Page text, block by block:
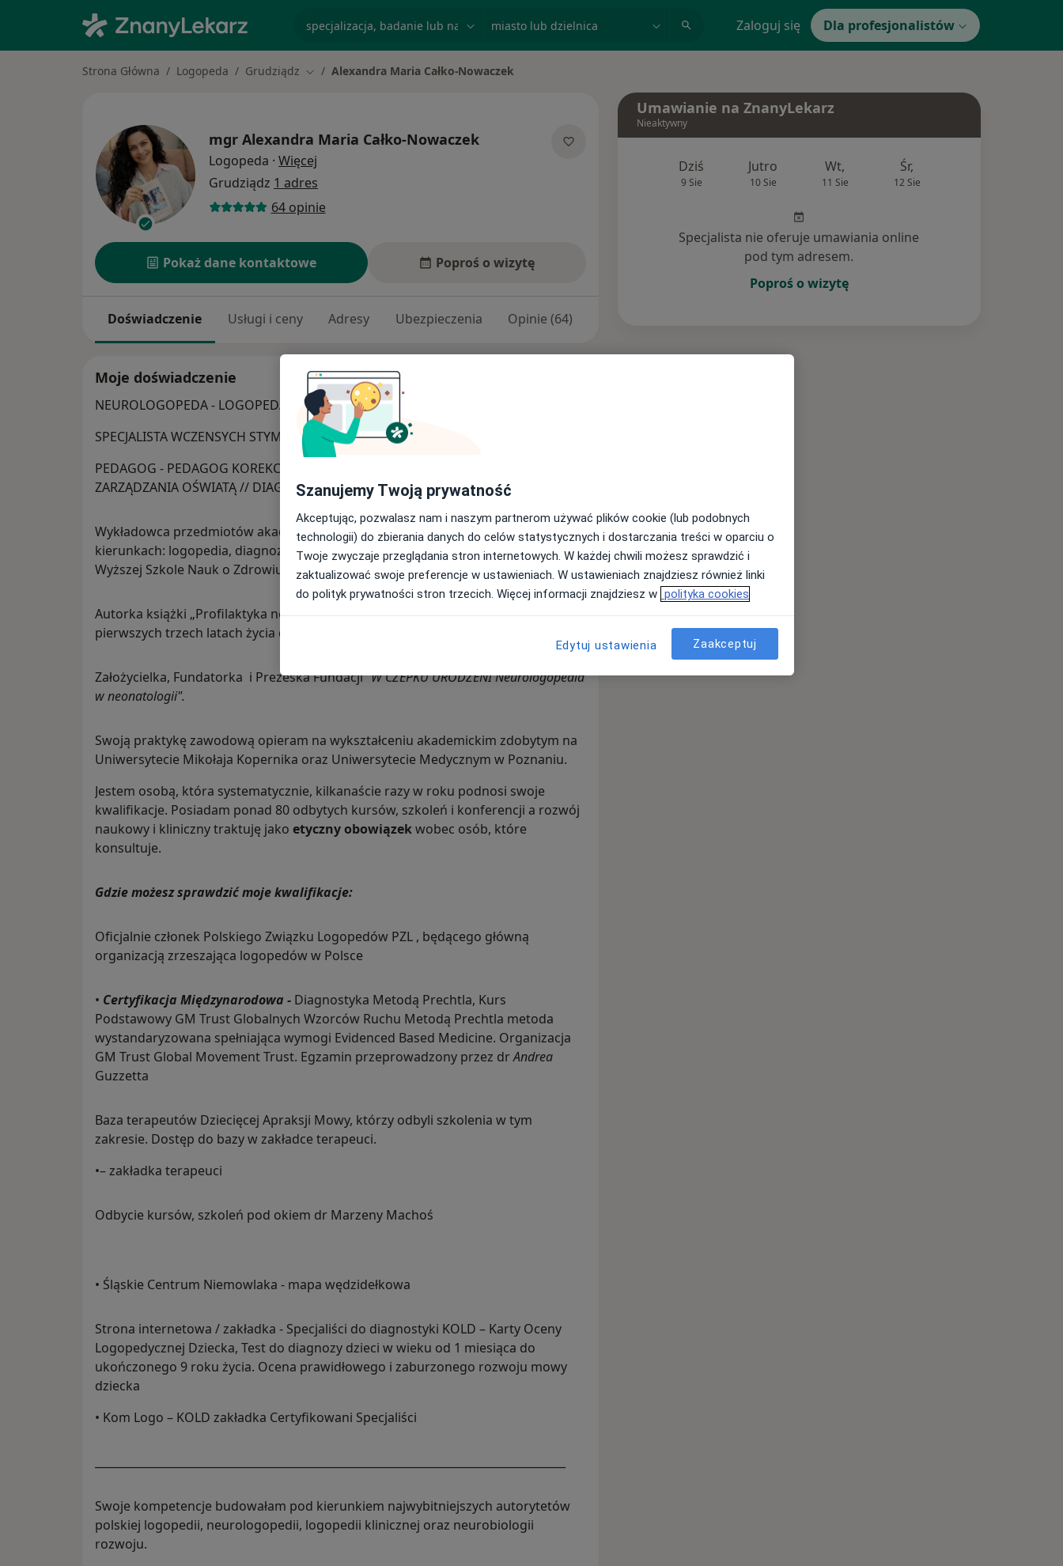
Zaloguj się Dla profesjonalistów
Strona Główna Logopeda Grudziądz Zmień miasto
Alexandra Maria Całko-Nowaczek
mgr Alexandra Maria Całko-Nowaczek
Logopeda · Więcej
Grudziądz 1 adres
64 opinie
Pokaż dane kontaktowe Poproś o wizytę
Doświadczenie Usługi i ceny Adresy Ubezpieczenia Opinie (64)
Moje doświadczenie
NEUROLOGOPEDA - LOGOPEDA DYPLOMOWANY- NEUROLOGOPEDA KLINICZNY
SPECJALISTA WCZENSYCH STYMULACJI - TERAPEUTA INTEGRACJI SENSORYCZNEJ
PEDAGOG - PEDAGOG KOREKCYJNO KOMPENSACYJNY - SPECJALISTA DS.
ZARZĄDZANIA OŚWIATĄ // DIAGNOSTA METODY PRECHTLA
Wykładowca przedmiotów akademickich od roku 2019, na następujących
kierunkach: logopedia, diagnoza i terapia autyzmu i logopedia kliniczna w
Wyższej Szkole Nauk o Zdrowiu.
Autorka książki „Profilaktyka neurologopedyczna i stymulacja sensoryczna w
pierwszych trzech latach życia dziecka” (2023).
Założycielka, Fundatorka i Prezeska Fundacji"W CZEPKU URODZENI Neurologopedia
w neonatologii".
Swoją praktykę zawodową opieram na wykształceniu akademickim zdobytym na
Uniwersytecie Mikołaja Kopernika oraz Uniwersytecie Medycznym w Poznaniu.
Jestem osobą, która systematycznie, kilkanaście razy w roku podnosi swoje
kwalifikacje. Posiadam ponad 80 odbytych kursów, szkoleń i konferencji a rozwój
naukowy i kliniczny traktuję jako etyczny obowiązekwobec osób, które
konsultuje.
Gdzie możesz sprawdzić moje kwalifikacje:
Oficjalnie członek Polskiego Związku Logopedów PZL , będącego główną
organizacją zrzeszająca logopedów w Polsce
• Certyfikacja Międzynarodowa - Diagnostyka Metodą Prechtla, Kurs
Podstawowy GM Trust Globalnych Wzorców Ruchu Metodą Prechtla metoda
wystandaryzowana spełniająca wymogi Evidenced Based Medicine. Organizacja
GM Trust Global Movement Trust. Egzamin przeprowadzony przez drAndrea
Guzzetta
Baza terapeutów Dziecięcej Apraksji Mowy, którzy odbyli szkolenia w tym
zakresie. Dostęp do bazy w zakładce terapeuci.
•– zakładka terapeuci
Odbycie kursów, szkoleń pod okiem dr Marzeny Machoś
• Śląskie Centrum Niemowlaka - mapa wędzidełkowa
Strona internetowa / zakładka - Specjaliści do diagnostyki KOLD – Karty Oceny
Logopedycznej Dziecka, Test do diagnozy dzieci w wieku od 1 miesiąca do
ukończonego 9 roku życia. Ocena prawidłowego i zaburzonego rozwoju mowy
dziecka
• Kom Logo – KOLD zakładka Certyfikowani Specjaliści
Swoje kompetencje budowałam pod kierunkiem najwybitniejszych autorytetów
polskiej logopedii, neurologopedii, logopedii klinicznej oraz neurobiologii
rozwoju.
Umawianie na ZnanyLekarz
Nieaktywny
Dziś
9 Sie
Jutro
10 Sie
Wt,
11 Sie
Śr,
12 Sie
Specjalista nie oferuje umawiania online
pod tym adresem.
Poproś o wizytę
Szanujemy Twoją prywatność
Akceptując, pozwalasz nam i naszym partnerom używać plików cookie (lub podobnych
technologii) do zbierania danych do celów statystycznych i dostarczania treści w oparciu o
Twoje zwyczaje przeglądania stron internetowych. W każdej chwili możesz sprawdzić i
zaktualizować swoje preferencje w ustawieniach. W ustawieniach znajdziesz również linki
do polityk prywatności stron trzecich. Więcej informacji znajdziesz w polityka cookies
Edytuj ustawienia Zaakceptuj